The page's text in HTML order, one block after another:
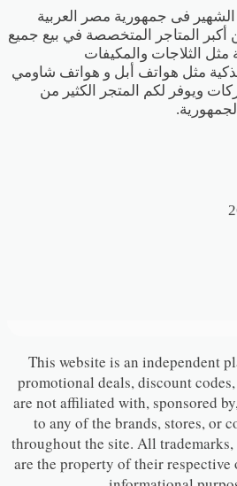
فى جمهورية مصر العربية
أكبر المتاجر المتخصصة في بيع جميع
مثل الثلاجات والمكيفات
مثل هواتف أبل و هواتف شاومي
ويوفر لكم المتجر الكثير من
This website is an independent
promotional deals, discount
are not affiliated with, sponsored
to any of the brands, stores, or
throughout the site. All trademarks,
are the property of their respective